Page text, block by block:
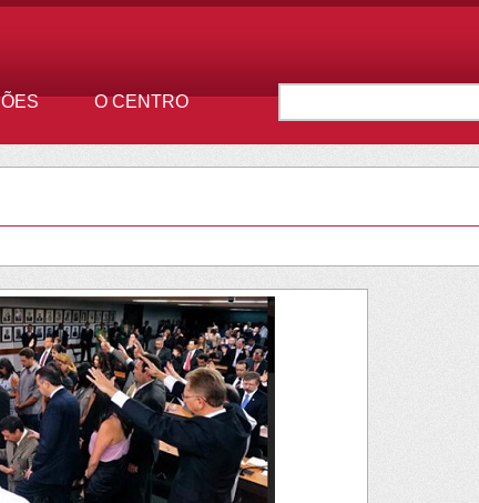
O CENTRO